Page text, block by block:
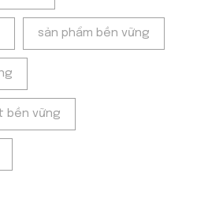
sản phẩm bền vững
bền vững